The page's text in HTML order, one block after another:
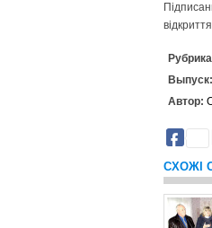
Выпуск:
Автор:
СХОЖІ